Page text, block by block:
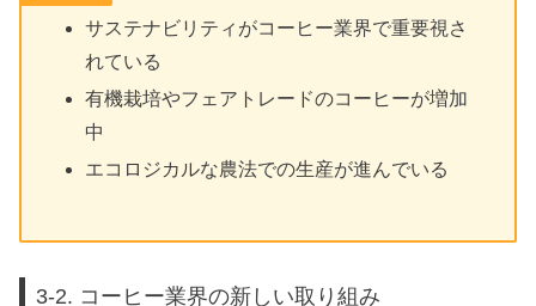
サステナビリティがコーヒー業界で重要視さ
れている
有機栽培やフェアトレードのコーヒーが増加
中
エコロジカルな農法での生産が進んでいる
3-2. コーヒー業界の新しい取り組み